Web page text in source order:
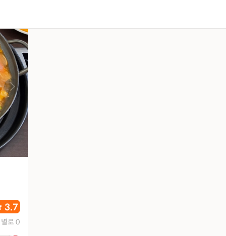
3.7
별로 0